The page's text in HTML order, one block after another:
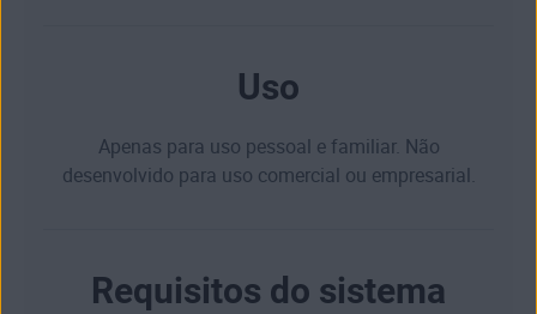
Uso
Apenas para uso pessoal e familiar. Não
desenvolvido para uso comercial ou empresarial.
Requisitos do sistema